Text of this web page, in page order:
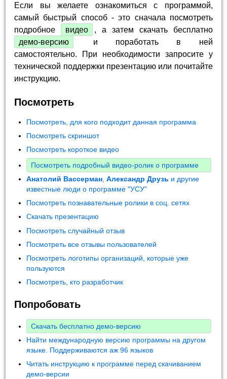
Если вы желаете ознакомиться с программой,
самый быстрый способ - это сначала посмотреть
подробное
видео
, а затем скачать бесплатно
демо-версию
и поработать в ней
самостоятельно. При необходимости запросите у
технической поддержки презентацию или почитайте
инструкцию.
Посмотреть
Посмотреть, для кого подходит данная программа
Посмотреть скриншот
Посмотреть короткое видео
Посмотреть подробный видео-ролик о программе
Анатолий Вассерман ,Александр Друзь и другие
известные люди о программе "УСУ"
Посмотреть познавательные ролики в соц. сетях
Скачать презентацию
Посмотреть случайный отзыв
Посмотреть все отзывы пользователей
Посмотреть логотипы организаций, которые уже
пользуются
Посмотреть, кто разработчик
Попробовать
Скачать бесплатно демо-версию
Найти международную версию программы на другом
языке. Поддерживаются аж 96 языков
Читать инструкцию к программе перед скачиванием
демо-версии